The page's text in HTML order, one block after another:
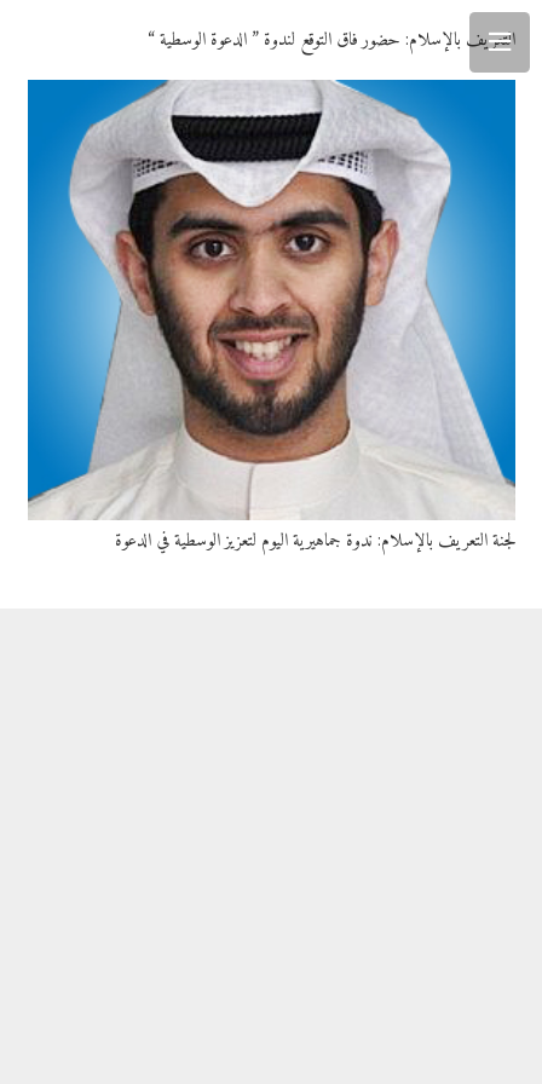
التعريف بالإسلام: حضور فاق التوقع لندوة ” الدعوة الوسطية “
لجنة التعريف بالإسلام: ندوة جماهيرية اليوم لتعزيز الوسطية في الدعوة